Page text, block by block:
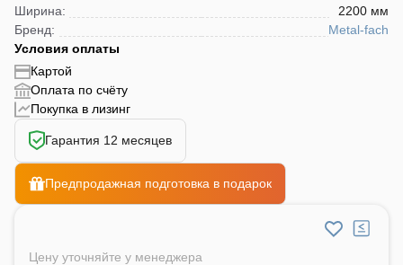
Ширина:
2200 мм
Бренд:
Metal-fach
Условия оплаты
Картой
Оплата по счёту
Покупка в лизинг
Гарантия 12 месяцев
Предпродажная подготовка в подарок
Цену уточняйте у менеджера